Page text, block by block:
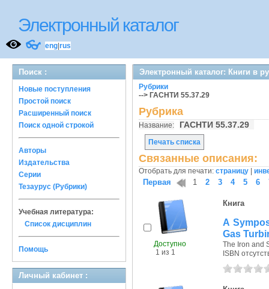
Электронный каталог
👓 eng rus
Поиск :
Новые поступления
Простой поиск
Расширенный поиск
Поиск одной строкой
Авторы
Издательства
Серии
Тезаурус (Рубрики)
Учебная литература:
Список дисциплин
Помощь
Личный кабинет :
Электронный каталог: Книги в
Рубрики
--> ГАСНТИ 55.37.29
Рубрика
Название: ГАСНТИ 55.37.29
Печать списка
Связанные описания:
Отобрать для печати: страницу
Первая 1 2 3 4 5 6
Доступно
1 из 1
Книга
A
Gas
The Iron and
ISBN